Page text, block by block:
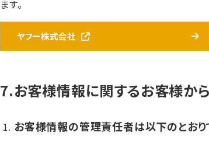
ます。
ヤフー株式会社
7.お客様情報に関するお客様か
お客様情報の管理責任者は以下のとおり